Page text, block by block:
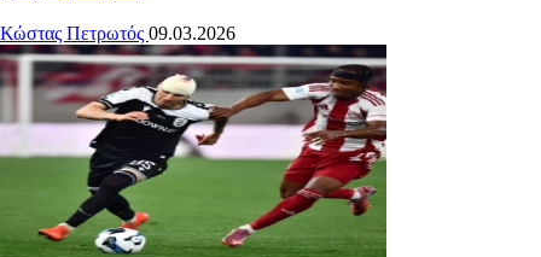
Κώστας Πετρωτός 09.03.2026